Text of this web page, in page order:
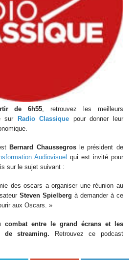
de 6h55, retrouvez les meilleurs
sur
Radio Classique pour donner leur
Bernard Chaussegrosle président de
Audiovisuel qui est invité pour
sur le sujet suivant :
des oscars a organiser une réunion au
Steven Spielberg à demander à ce
aux Oscars. »
entre le grand écrans et les
de streaming.
Retrouvez ce podcast